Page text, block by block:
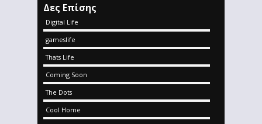
Δες Επίσης
Digital Life
gameslife
Thats Life
Coming Soon
The Dots
Cool Home